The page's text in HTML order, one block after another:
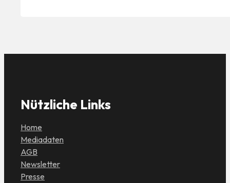
Nützliche Links
Home
Mediadaten
AGB
Newsletter
Presse